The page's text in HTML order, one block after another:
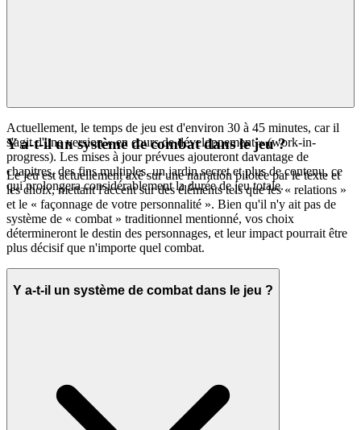
Actuellement, le temps de jeu est d'environ 30 à 45 minutes, car il
s'agit d'une version « en cours de développement » (work-in-
progress). Les mises à jour prévues ajouteront davantage de
chapitres, des fins multiples, un jardin secret et plus de contenu, ce
qui prolongera considérablement la durée de jeu totale.
Y a-t-il un système de combat dans le jeu ?
Le jeu est actuellement axé sur une narration pilotée par le texte et
les choix, mettant l'accent sur des éléments tels que les « relations »
et le « façonnage de votre personnalité ». Bien qu'il n'y ait pas de
système de « combat » traditionnel mentionné, vos choix
détermineront le destin des personnages, et leur impact pourrait être
plus décisif que n'importe quel combat.
Y a-t-il un système de combat dans le jeu ?